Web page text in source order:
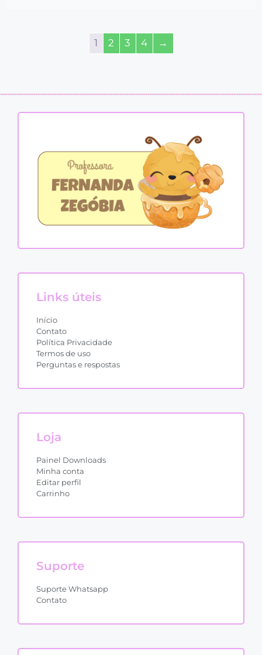
1 2 3 4 →
Links úteis
Início
Contato
Política Privacidade
Termos de uso
Perguntas e respostas
Loja
Painel Downloads
Minha conta
Editar perfil
Carrinho
Suporte
Suporte Whatsapp
Contato